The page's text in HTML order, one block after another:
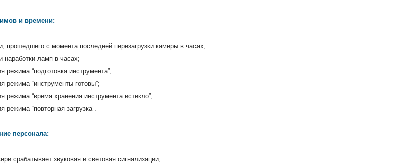
и времени:
прошедшего с момента последней перезагрузки камеры в часах;
наработки ламп в часах;
режима “подготовка инструмента”;
режима “инструменты готовы”;
режима “время хранения инструмента истекло”;
режима “повторная загрузка”.
персонала:
срабатывает звуковая и световая сигнализации;